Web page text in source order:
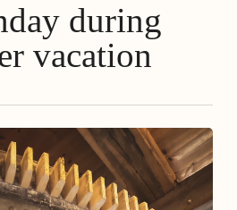
during
vacation